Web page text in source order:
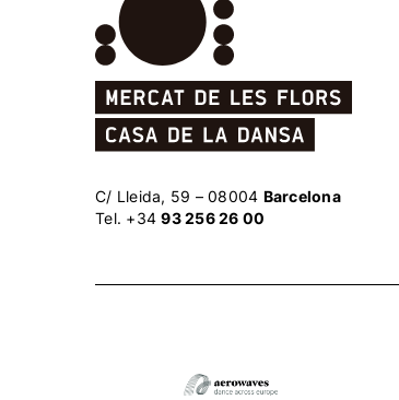
C/ Lleida, 59 – 08004 Barcelona
Tel. +3493 256 26 00